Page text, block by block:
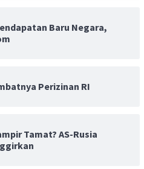
Baru Negara,
Perizinan RI
Tamat? AS-Rusia